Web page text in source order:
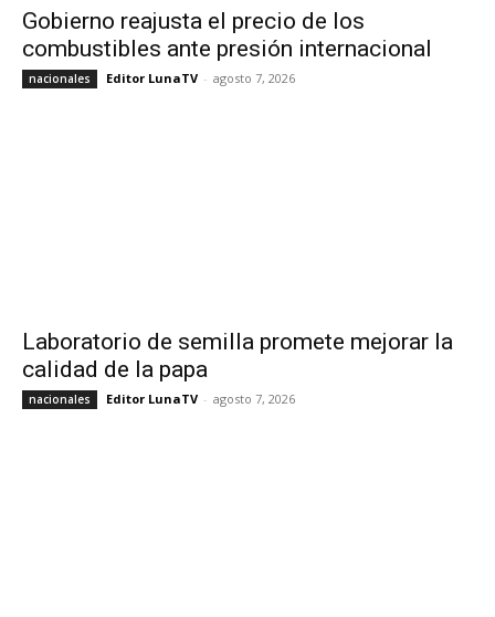
Gobierno reajusta el precio de los
combustibles ante presión internacional
nacionales Editor LunaTV - agosto 7, 2026
Laboratorio de semilla promete mejorar la
calidad de la papa
nacionales Editor LunaTV - agosto 7, 2026